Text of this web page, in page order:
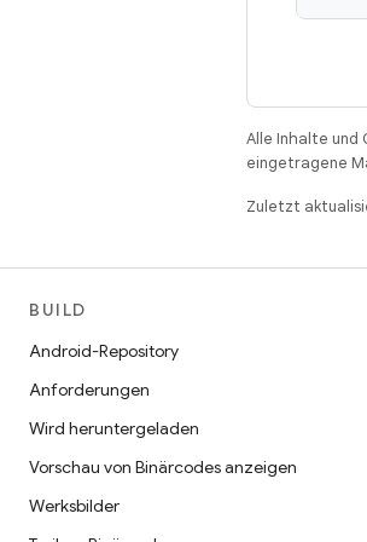
Alle Inhalte und
eingetragene
Zuletzt
BUILD
Android-Repository
Anforderungen
Wird heruntergeladen
Vorschau von Binärcodes anzeigen
Werksbilder